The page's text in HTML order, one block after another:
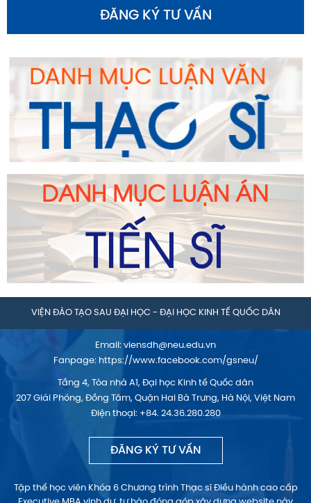
ĐĂNG KÝ TƯ VẤN
VIỆN ĐÀO TẠO SAU ĐẠI HỌC - ĐẠI HỌC KINH TẾ QUỐC DÂN
Email: viensdh@neu.edu.vn
Fanpage: https://www.facebook.com/gsneu/
Tầng 4, Tòa nhà A1, Đại học Kinh tế Quốc dân
207 Giải Phóng, Đồng Tâm, Quận Hai Bà Trưng, Hà Nội, Việt Nam
Điện thoại: +84. 24.36.280.280
ĐĂNG KÝ TƯ VẤN
Tập thể học viên Khóa 6 Chương trình Thạc sĩ Điều hành cao cấp